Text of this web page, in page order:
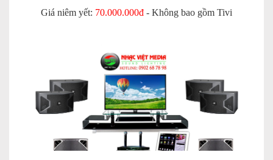
Giá niêm yết: 70.000.000đ - Không bao gồm Tivi